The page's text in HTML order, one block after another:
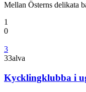
Mellan Österns delikata
1
0
3
33alva
Kycklingklubba i